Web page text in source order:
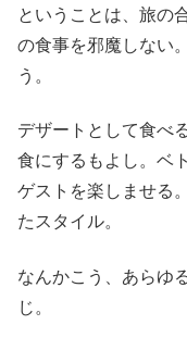
ということは、旅の
の食事を邪魔しない
う。
デザートとして食べ
食にするもよし。ベ
ゲストを楽しませる
たスタイル。
なんかこう、あらゆ
じ。